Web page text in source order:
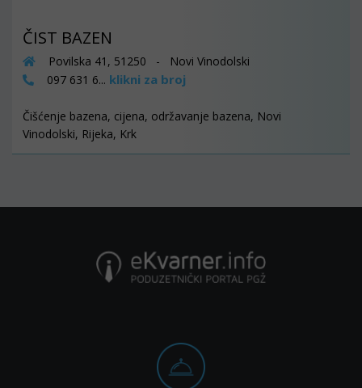
ČIST BAZEN
Povilska 41, 51250 - Novi Vinodolski
097 631 6... klikni za broj
Čišćenje bazena, cijena, održavanje bazena, Novi
Vinodolski, Rijeka, Krk